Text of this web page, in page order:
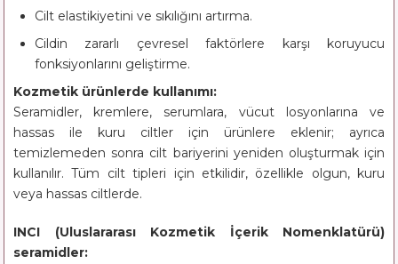
Cilt elastikiyetini ve sıkılığını artırma.
Cildin zararlı çevresel faktörlere karşı koruyucu
fonksiyonlarını geliştirme.
Kozmetik ürünlerde kullanımı:
Seramidler, kremlere, serumlara, vücut losyonlarına ve
hassas ile kuru ciltler için ürünlere eklenir; ayrıca
temizlemeden sonra cilt bariyerini yeniden oluşturmak için
kullanılır. Tüm cilt tipleri için etkilidir, özellikle olgun, kuru
veya hassas ciltlerde.
INCI (Uluslararası Kozmetik İçerik Nomenklatürü)
seramidler: